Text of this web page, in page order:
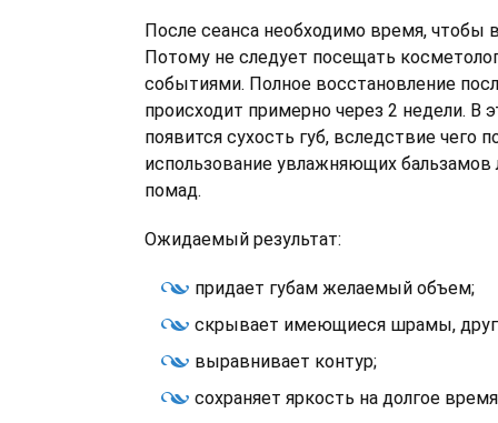
После сеанса необходимо время, чтобы
Потому не следует посещать
событиями. Полное восстановление
происходит примерно через 2 недели. В
появится сухость губ, вследствие чего
использование увлажняющих бальзамов
помад.
Ожидаемый результат:
придает губам желаемый объем;
скрывает имеющиеся шрамы,
выравнивает контур;
сохраняет яркость на долгое